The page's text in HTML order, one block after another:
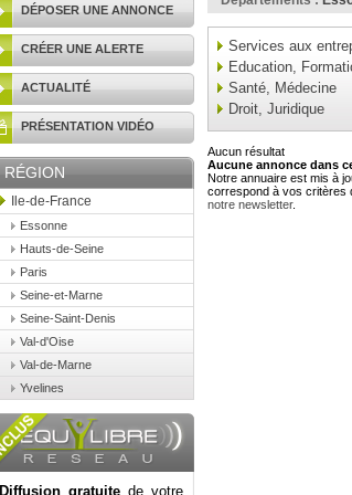
DÉPOSER UNE ANNONCE
CRÉER UNE ALERTE
ACTUALITÉ
PRÉSENTATION VIDÉO
RÉGION
Ile-de-France
Essonne
Hauts-de-Seine
Paris
Seine-et-Marne
Seine-Saint-Denis
Val-d'Oise
Val-de-Marne
Yvelines
Diffusion gratuite de votre
Services aux
Education,
Santé, Médecine
Droit, Juridique
Aucun résultat
Aucune annonce dans
Notre annuaire est mis à
correspond à vos critères
notre newsletter.